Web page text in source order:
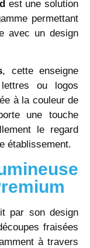
est une solution
permettant
avec un design
, cette enseigne
ou logos
à la couleur de
une touche
le regard
établissement.
par son design
fraisées
à travers